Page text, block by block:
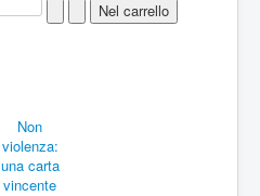
Non
violenza:
una carta
vincente